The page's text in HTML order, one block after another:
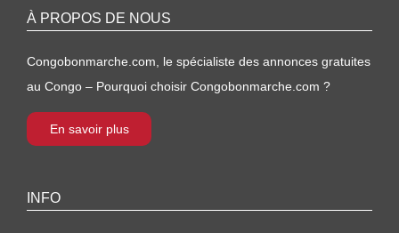
À PROPOS DE NOUS
Congobonmarche.com, le spécialiste des annonces gratuites
au Congo – Pourquoi choisir Congobonmarche.com ?
En savoir plus
INFO